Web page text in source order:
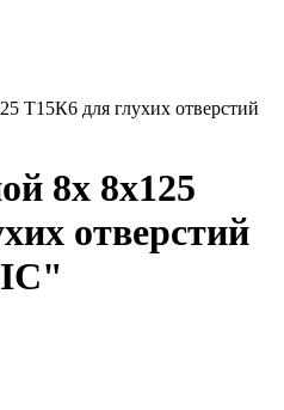
Т15К6 для глухих отверстий
8х 8х125
отверстий